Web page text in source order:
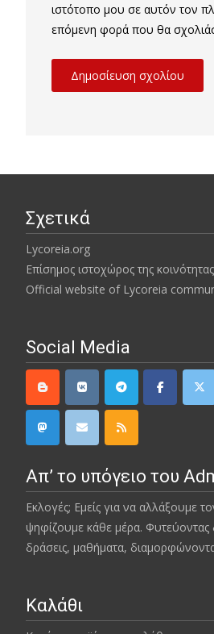
ιστότοπο μου σε αυτόν τον
επόμενη φορά που θα
Σχετικά
Lycoreia.org
Επίσημος ιστοχώρος της
Official website of Lycoreia
Social Media
Απ’ το υπόγειο του
Εκλογές; Εμείς για να αλλάξουμε
ψηφίζουμε κάθε μέρα. Φυτεύοντας
δράσεις, μαθήματα,
Καλάθι